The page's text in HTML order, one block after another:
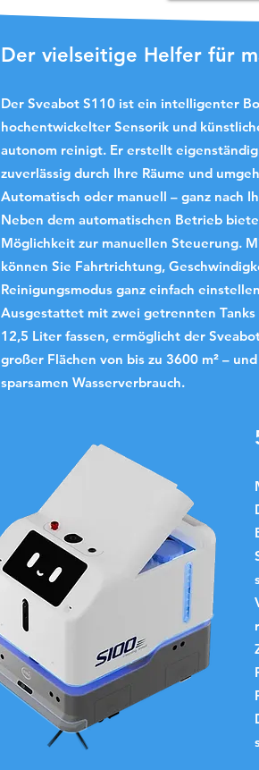
Der vielseitige Helfer für
Der Sveabot S110 ist ein intelligenter
hochentwickelter Sensorik und
autonom reinigt. Er erstellt
zuverlässig durch Ihre Räume und
Automatisch oder manuell – ganz nach
Neben dem automatischen Betrieb
Möglichkeit zur manuellen Steuerung.
können Sie Fahrtrichtung,
Reinigungsmodus ganz einfach
Ausgestattet mit zwei getrennten
12,5 Liter fassen, ermöglicht der
großer Flächen von bis zu 3600 m² –
sparsamen Wasserverbrauch.